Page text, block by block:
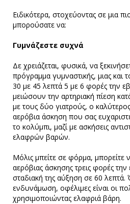
Ειδικότερα, στοχεύοντας σε μια
μπορούσατε να:
Γυμνάζεστε συχνά
Δε χρειάζεται, φυσικά, να
πρόγραμμα γυμναστικής, μιας και
30 με 45 λεπτά 5 με 6 φορές την
μειώσουν την αρτηριακή πίεση
με τους δύο γιατρούς, ο
αερόβια άσκηση που σας
το κολύμπι, μαζί με ασκήσεις
ελαφρών βαρών.
Μόλις μπείτε σε φόρμα, μπορείτε
αερόβιας άσκησης τρεις φορές
σταδιακή της αύξηση σε 60
ενδυνάμωση, οφέλιμες είναι οι
χρησιμοποιώντας ελαφριά βάρη.